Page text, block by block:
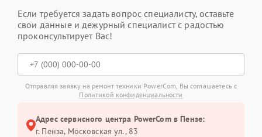
Если требуется задать вопрос специалисту, оставьте
свои данные и дежурный специалист с радостью
проконсультирует Вас!
Отправляя заявку на ремонт техники PowerCom, Вы соглашаетесь с
Политикой конфиденциальности
Адрес сервисного центра PowerCom в Пензе:
г. Пенза, Московская ул., 83